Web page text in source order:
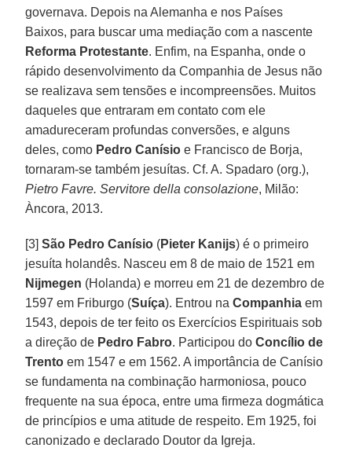
governava. Depois na Alemanha e nos Países
Baixos, para buscar uma mediação com a nascente
Reforma Protestante. Enfim, na Espanha, onde o
rápido desenvolvimento da Companhia de Jesus não
se realizava sem tensões e incompreensões. Muitos
daqueles que entraram em contato com ele
amadureceram profundas conversões, e alguns
deles, como Pedro Canísio e Francisco de Borja,
tornaram-se também jesuítas. Cf. A. Spadaro (org.),
Pietro Favre. Servitore della consolazione, Milão:
Àncora, 2013.
[3] São Pedro Canísio (Pieter Kanijs) é o primeiro
jesuíta holandês. Nasceu em 8 de maio de 1521 em
Nijmegen (Holanda) e morreu em 21 de dezembro de
1597 em Friburgo (Suíça). Entrou naCompanhia em
1543, depois de ter feito os Exercícios Espirituais sob
a direção de Pedro Fabro. Participou doConcílio de
Trento em 1547 e em 1562. A importância de Canísio
se fundamenta na combinação harmoniosa, pouco
frequente na sua época, entre uma firmeza dogmática
de princípios e uma atitude de respeito. Em 1925, foi
canonizado e declarado Doutor da Igreja.